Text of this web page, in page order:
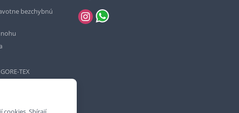
bezchybnú
TEX